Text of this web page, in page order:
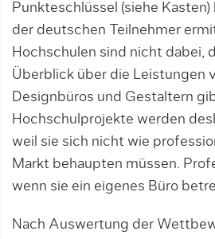
Punkteschlüssel (siehe
der deutschen Teilnehmer
Hochschulen sind nicht dabei,
Überblick über die Leistungen
Designbüros und Gestaltern
Hochschulprojekte werden
weil sie sich nicht wie
Markt behaupten müssen.
wenn sie ein eigenes Büro
Nach Auswertung der